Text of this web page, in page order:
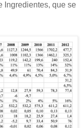
Ingredientes, que se